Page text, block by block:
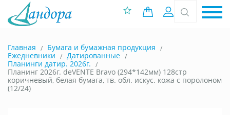
0 позиций
Вход
Главная
Бумага и бумажная продукция
Ежедневники
Датированные
Планинги датир. 2026г.
Планинг 2026г. deVENTE Bravo (294*142мм) 128стр
коричневый, белая бумага, тв. обл. искус. кожа с поролоном
(12/24)